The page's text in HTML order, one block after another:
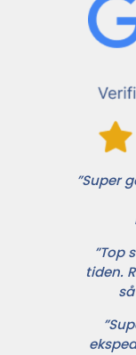
”Super
”Top
tiden.